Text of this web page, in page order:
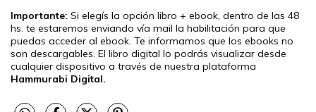
Importante: Si elegís la opción libro + ebook, dentro de las 48
hs. te estaremos enviando vía mail la habilitación para que
puedas acceder al ebook. Te informamos que los ebooks no
son descargables. El libro digital lo podrás visualizar desde
cualquier dispositivo a través de nuestra plataforma
Hammurabi Digital.